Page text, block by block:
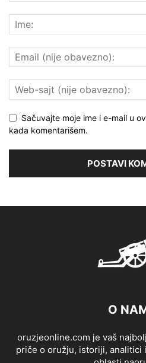
Sačuvajte moje ime i e-mail u
kada komentarišem.
O
oruzjeonline.com je vaš
priče o oružju, istoriji, analitici